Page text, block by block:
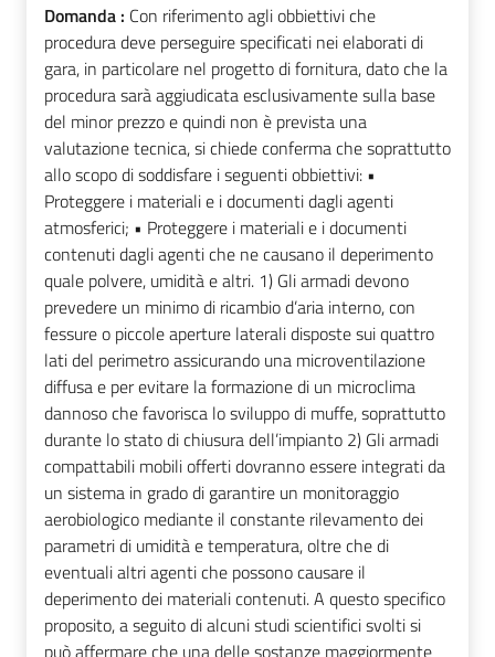
Domanda : Con riferimento agli obbiettivi che
procedura deve perseguire specificati nei elaborati di
gara, in particolare nel progetto di fornitura, dato che la
procedura sarà aggiudicata esclusivamente sulla base
del minor prezzo e quindi non è prevista una
valutazione tecnica, si chiede conferma che soprattutto
allo scopo di soddisfare i seguenti obbiettivi: •
Proteggere i materiali e i documenti dagli agenti
atmosferici; • Proteggere i materiali e i documenti
contenuti dagli agenti che ne causano il deperimento
quale polvere, umidità e altri. 1) Gli armadi devono
prevedere un minimo di ricambio d’aria interno, con
fessure o piccole aperture laterali disposte sui quattro
lati del perimetro assicurando una microventilazione
diffusa e per evitare la formazione di un microclima
dannoso che favorisca lo sviluppo di muffe, soprattutto
durante lo stato di chiusura dell’impianto 2) Gli armadi
compattabili mobili offerti dovranno essere integrati da
un sistema in grado di garantire un monitoraggio
aerobiologico mediante il constante rilevamento dei
parametri di umidità e temperatura, oltre che di
eventuali altri agenti che possono causare il
deperimento dei materiali contenuti. A questo specifico
proposito, a seguito di alcuni studi scientifici svolti si
può affermare che una delle sostanze maggiormente